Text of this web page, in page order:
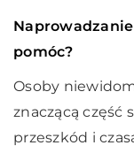
pomóc?
Osoby
znaczącą część
przeszkód i